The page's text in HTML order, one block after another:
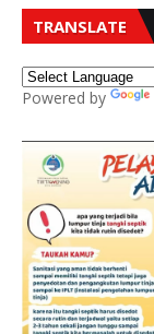
TRANSLATE
Powered by